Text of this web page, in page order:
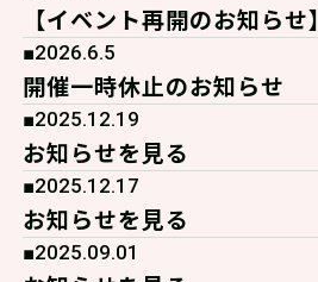
【イベント再開のお知らせ】
■2026.6.5
開催一時休止のお知らせ
■2025.12.19
お知らせを見る
■2025.12.17
お知らせを見る
■2025.09.01